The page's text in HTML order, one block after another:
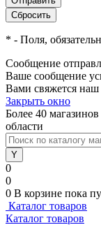
* - Поля,
Сообщение
Ваше сообщение
Вами свяжется наш
Закрыть окно
Более 40
области
0
0
0 В корзине пока
Каталог товаров
Каталог товаров